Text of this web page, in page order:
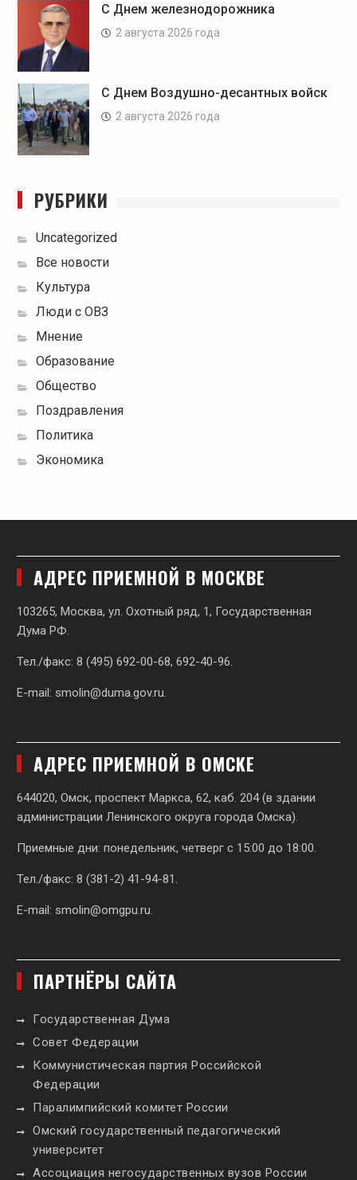
С Днем железнодорожника
2 августа 2026 года
С Днем Воздушно-десантных войск
2 августа 2026 года
РУБРИКИ
Uncategorized
Все новости
Культура
Люди с ОВЗ
Мнение
Образование
Общество
Поздравления
Политика
Экономика
АДРЕС ПРИЕМНОЙ В МОСКВЕ
103265, Москва, ул. Охотный ряд, 1, Государственная
Дума РФ.
Тел./факс: 8 (495) 692-00-68, 692-40-96.
E-mail: smolin@duma.gov.ru
АДРЕС ПРИЕМНОЙ В ОМСКЕ
644020, Омск, проспект Маркса, 62, каб. 204 (в здании
администрации Ленинского округа города Омска).
Приемные дни: понедельник, четверг с 15:00 до 18:00.
Тел./факс: 8 (381-2) 41-94-81.
E-mail: smolin@omgpu.ru
ПАРТНЁРЫ САЙТА
Государственная Дума
Совет Федерации
Коммунистическая партия Российской
Федерации
Паралимпийский комитет России
Омский государственный педагогический
университет
Ассоциация негосударственных вузов России